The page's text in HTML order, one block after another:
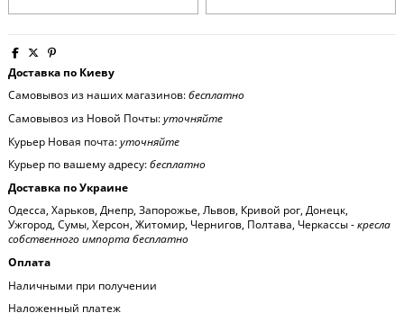
Доставка по Киеву
Самовывоз из наших магазинов:бесплатно
Самовывоз из Новой Почты:уточняйте
Курьер Новая почта:уточняйте
Курьер по вашему адресу:бесплатно
Доставка по Украине
Одесса, Харьков, Днепр, Запорожье, Львов, Кривой рог, Донецк,
Ужгород, Сумы, Херсон, Житомир, Чернигов, Полтава, Черкассы -кресла
собственного импорта бесплатно
Оплата
Наличными при получении
Наложенный платеж